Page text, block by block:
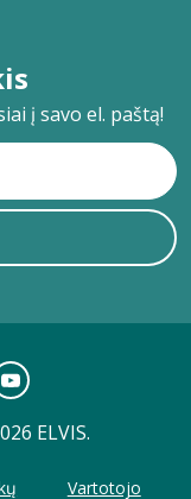
į savo el. paštą!
ELVIS.
Vartotojo